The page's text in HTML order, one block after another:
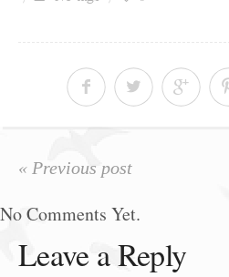
« Previous post
No Comments Yet.
Leave a Reply